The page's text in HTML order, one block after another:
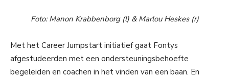
Foto: Manon Krabbenborg (l) & Marlou Heskes (r)
Met het Career Jumpstart initiatief gaat Fontys
afgestudeerden met een ondersteuningsbehoefte
begeleiden en coachen in het vinden van een baan. En